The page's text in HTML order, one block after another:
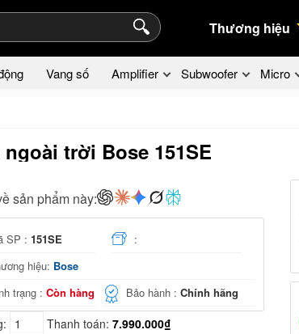
Thương hiệu
Vang số Amplifier Subwoofer Micro
ngoài trời Bose 151SE
sản phẩm này:
SP : 151SE
:
hiệu: Bose
trạng : Còn hàng Bảo hành :Chính hãng
Thanh toán: 7.990.000₫